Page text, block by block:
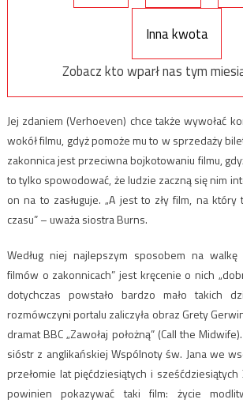
Inna kwota
Zobacz kto wparł nas tym
Jej zdaniem (Verhoeven) chce także wywołać
wokół filmu, gdyż pomoże mu to w sprzedaży
zakonnica jest przeciwna bojkotowaniu filmu,
to tylko spowodować, że ludzie zaczną się nim
on na to zasługuje. „A jest to zły film, na
czasu” – uważa siostra Burns.
Według niej najlepszym sposobem na walkę
filmów o zakonnicach” jest kręcenie o nich
dotychczas powstało bardzo mało takich
rozmówczyni portalu zaliczyła obraz Grety
dramat BBC „Zawołaj położną” (Call the
sióstr z anglikańskiej Wspólnoty św. Jana we
przełomie lat pięćdziesiątych i sześćdziesiątych
powinien pokazywać taki film: życie